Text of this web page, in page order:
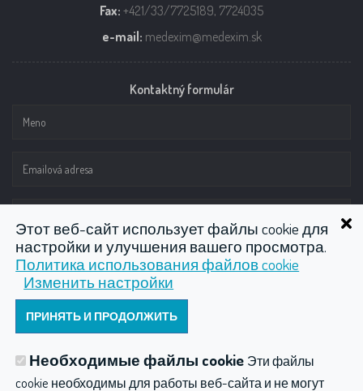
Fax: +421/33/7725189, 7724035
e-mail: medexim@medexim.sk
Kontaktný formulár
Этот веб-сайт использует файлы cookie для
настройки и улучшения вашего просмотра.
Политика использования файлов cookie
Изменить настройки
Необходимые файлы cookie Эти файлы
cookie необходимы для работы веб-сайта и не могут